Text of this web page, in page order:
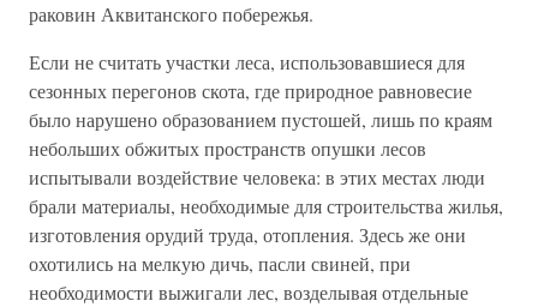
раковин Аквитанского побережья.
Если не считать участки леса, использовавшиеся для
сезонных перегонов скота, где природное равновесие
было нарушено образованием пустошей, лишь по краям
небольших обжитых пространств опушки лесов
испытывали воздействие человека: в этих местах люди
брали материалы, необходимые для строительства жилья,
изготовления орудий труда, отопления. Здесь же они
охотились на мелкую дичь, пасли свиней, при
необходимости выжигали лес, возделывая отдельные